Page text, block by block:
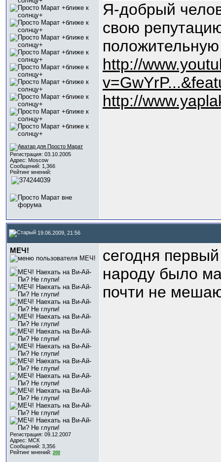
Регистрация: 03.10.2005
Адрес: Moscow
Сообщений: 1,366
Рейтинг мнений:
Я-добрый
свою
http://
http://
19.06.2009, 21:56
МЕЧ!
Регистрация: 09.12.2007
Адрес: МСК
Сообщений: 3,356
Рейтинг мнений: 200
сегодня
народу было
почти не